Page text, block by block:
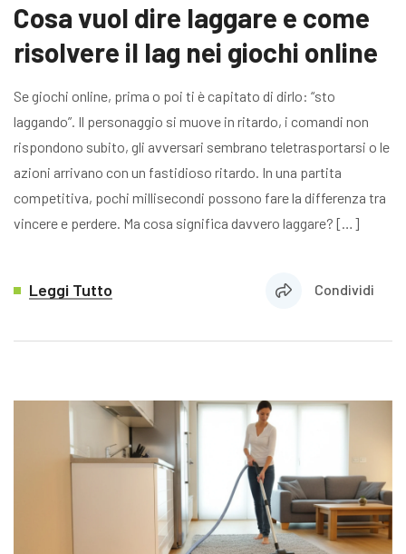
Cosa vuol dire laggare e come
risolvere il lag nei giochi online
Se giochi online, prima o poi ti è capitato di dirlo: “sto
laggando”. Il personaggio si muove in ritardo, i comandi non
rispondono subito, gli avversari sembrano teletrasportarsi o le
azioni arrivano con un fastidioso ritardo. In una partita
competitiva, pochi millisecondi possono fare la differenza tra
vincere e perdere. Ma cosa significa davvero laggare? […]
Leggi Tutto Condividi